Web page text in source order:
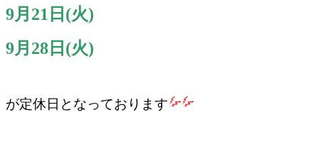
9月21日(火)
9月28日(火)
が定休日となっております